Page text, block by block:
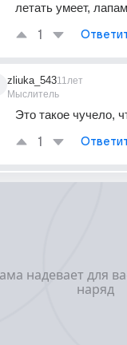
летать умеет,
1
zliuka_543
Мыслитель
11лет
Это такое чучело,
1